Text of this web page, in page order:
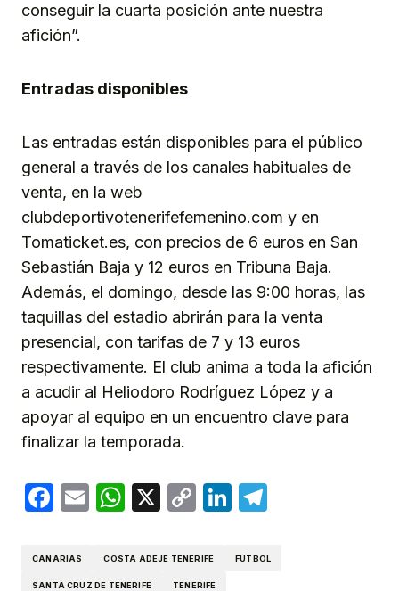
conseguir la cuarta posición ante nuestra
afición”.
Entradas disponibles
Las entradas están disponibles para el público
general a través de los canales habituales de
venta, en la web
clubdeportivotenerifefemenino.com y en
Tomaticket.es, con precios de 6 euros en San
Sebastián Baja y 12 euros en Tribuna Baja.
Además, el domingo, desde las 9:00 horas, las
taquillas del estadio abrirán para la venta
presencial, con tarifas de 7 y 13 euros
respectivamente. El club anima a toda la afición
a acudir al Heliodoro Rodríguez López y a
apoyar al equipo en un encuentro clave para
finalizar la temporada.
Facebook
EmailWhatsApp
X
CopyLinkedIn
CANARIAS COSTA ADEJE TENERIFE FÚTBOL
SANTA CRUZ DE TENERIFE TENERIFE